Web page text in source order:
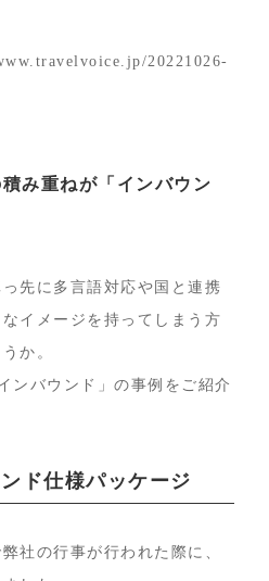
20221026-
み重ねが「インバウン
先に多言語対応や国と連携
イメージを持ってしまう方
か。
ンバウンド」の事例をご紹介
ド仕様パッケージ
社の行事が行われた際に、